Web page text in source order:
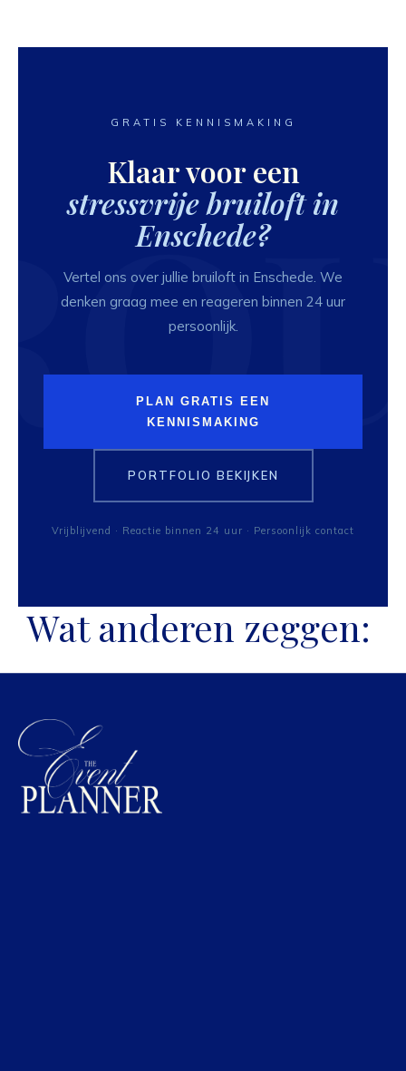
neemt alleen de coördinatie op de trouwdag zelf
GRATIS KENNISMAKING
Klaar voor een
stressvrije bruiloft in
Enschede?
Vertel ons over jullie bruiloft in Enschede. We
denken graag mee en reageren binnen 24 uur
persoonlijk.
PLAN GRATIS EEN
KENNISMAKING
PORTFOLIO BEKIJKEN
Vrijblijvend · Reactie binnen 24 uur · Persoonlijk contact
Wat anderen zeggen: